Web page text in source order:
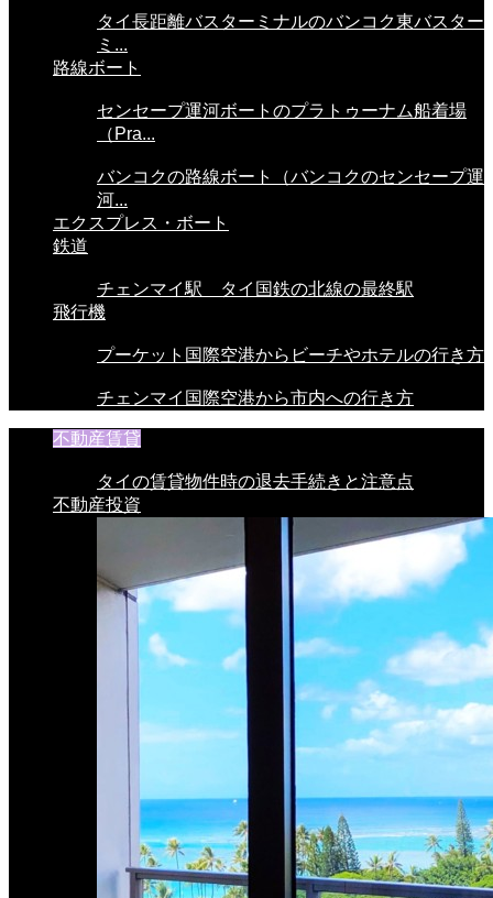
タイ長距離バスターミナルのバンコク東バスター
ミ...
路線ボート
センセープ運河ボートのプラトゥーナム船着場
（Pra...
バンコクの路線ボート（バンコクのセンセープ運
河...
エクスプレス・ボート
鉄道
チェンマイ駅 タイ国鉄の北線の最終駅
飛行機
プーケット国際空港からビーチやホテルの行き方
チェンマイ国際空港から市内への行き方
不動産賃貸
タイの賃貸物件時の退去手続きと注意点
不動産投資